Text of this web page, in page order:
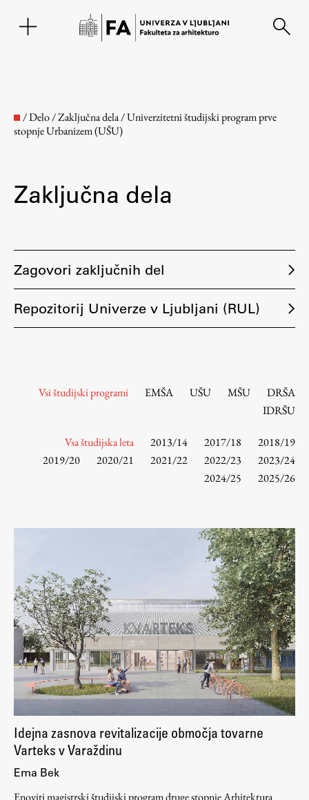
Fakulteta
Osebje
Mednarodno sodelovanje
Konzorciji
Tržna dejavnost
Osebni portal FIORI
Spletni arhiv DEPO
Študij
Predstavitev študija
Študentske informacije
Urniki
/Delo/Zaključna dela/Univerzitetni študijski program prve
stopnje Urbanizem (UŠU)
Zaključna dela
Zagovori zaključnih del
Repozitorij Univerze v Ljubljani (RUL)
Vsi študijski programi EMŠA UŠU MŠU
DRŠA
IDRŠU
Vsa študijska leta 2013/14 2017/18
2018/19
2019/20
2020/21 2021/22 2022/23
2023/24
2024/25
2025/26
Idejna zasnova revitalizacije območja tovarne
Varteks v Varaždinu
Ema Bek
Enoviti magistrski študijski program druge stopnje Arhitektura